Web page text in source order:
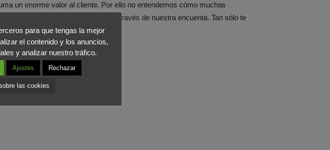
un enorme valor al cliente. Por ello no entendemos cómo muchas
que nos des tu opinión, a través de nuestra encuenta. Tan sólo te
para que tengas la mejor
el contenido y los anuncios,
y analizar nuestro tráfico.
Ajustes Rechazar
las cookies